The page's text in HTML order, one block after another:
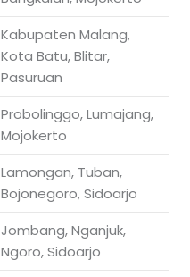
Kabupaten Malang,
Kota Batu, Blitar,
Pasuruan
Probolinggo, Lumajang,
Mojokerto
Lamongan, Tuban,
Bojonegoro, Sidoarjo
Jombang, Nganjuk,
Ngoro, Sidoarjo